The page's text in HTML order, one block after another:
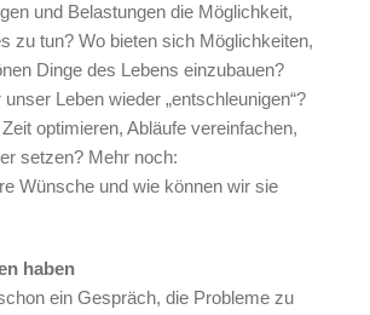
und Belastungen die Möglichkeit,
zu tun? Wo bieten sich Möglichkeiten,
Dinge des Lebens einzubauen?
Leben wieder „entschleunigen“?
optimieren, Abläufe vereinfachen,
setzen? Mehr noch:
Wünsche und wie können wir sie
haben
ein Gespräch, die Probleme zu